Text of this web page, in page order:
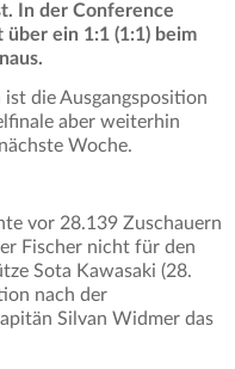
In der Conference
über ein 1:1 (1:1) beim
die Ausgangsposition
aber weiterhin
Woche.
vor 28.139 Zuschauern
Fischer nicht für den
Sota Kawasaki (28.
nach der
Silvan Widmer das